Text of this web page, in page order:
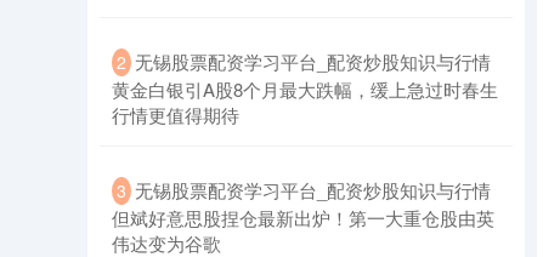
2 无锡股票配资学习平台_配资炒股知识与行情
黄金白银引A股8个月最大跌幅，缓上急过时春生
行情更值得期待
3 无锡股票配资学习平台_配资炒股知识与行情
但斌好意思股捏仓最新出炉！第一大重仓股由英
伟达变为谷歌